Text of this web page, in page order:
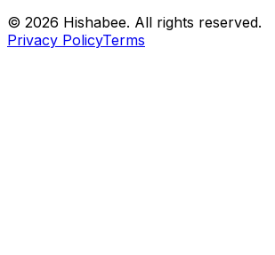
© 2026 Hishabee. All rights reserved.
Privacy PolicyTerms